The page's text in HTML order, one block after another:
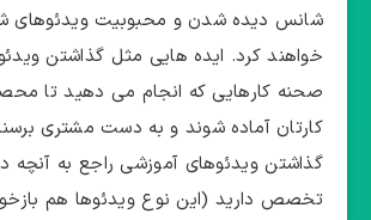
شانس دیده شدن و محبوبیت ویدئوهای
خواهند کرد. ایده هایی مثل گذاشتن
صحنه کارهایی که انجام می دهید تا
کارتان آماده شوند و به دست مشتری
گذاشتن ویدئوهای آموزشی راجع به آنچه
تخصص دارید (این نوع ویدئوها هم